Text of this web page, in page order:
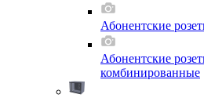
Абонентские
Абонентские
комбинированные